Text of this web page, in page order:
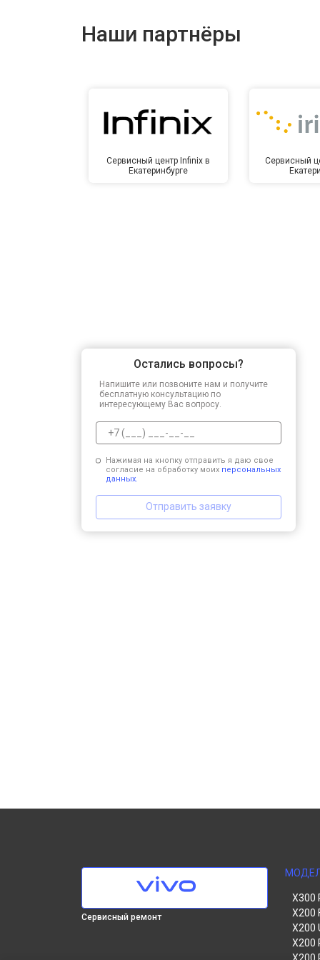
Наши партнёры
Сервисный центр Infinix в
Екатеринбурге
Сервисный
Остались вопросы?
Напишите или позвоните нам и получите
бесплатную консультацию по
интересующему Вас вопросу.
Нажимая на кнопку отправить я даю свое
согласие на обработку моих персональных
данных.
Отправить заявку
Сервисный ремонт
X300
X200
X200
X200